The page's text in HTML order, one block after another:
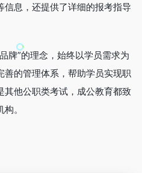
息，还提供了详细的报考指导
牌”的理念，始终以学员需求为
的管理体系，帮助学员实现职
其他公职类考试，成公教育都致
。